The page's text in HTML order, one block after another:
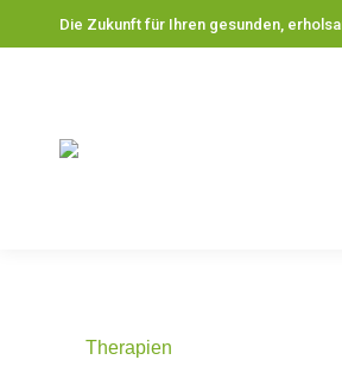
Die Zukunft für Ihren gesunden,
Therapien